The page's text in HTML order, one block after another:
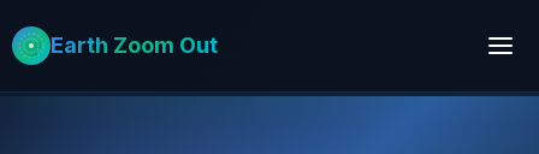
Earth Zoom Out